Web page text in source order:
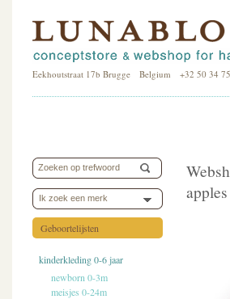
Eekhoutstraat 17b Brugge Belgium +32 50 34
Ik zoek een merk
Geboortelijsten
kinderkleding 0-6 jaar
newborn 0-3m
meisjes 0-24m